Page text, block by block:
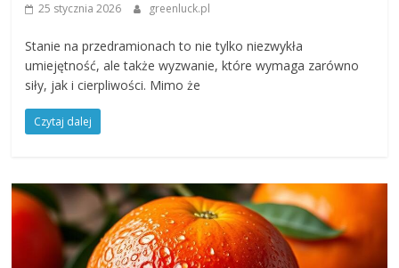
25 stycznia 2026 greenluck.pl
Stanie na przedramionach to nie tylko niezwykła
umiejętność, ale także wyzwanie, które wymaga zarówno
siły, jak i cierpliwości. Mimo że
Czytaj dalej